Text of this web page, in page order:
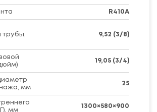
R410A
трубы,
9,52 (3/8)
19,05 (3/4)
мм
25
мм
1300×580×900